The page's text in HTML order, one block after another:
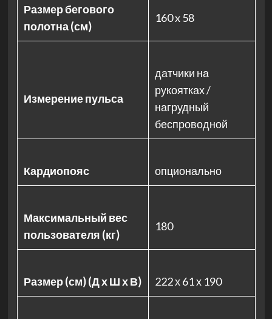
Размер бегового
полотна (см)
160 x 58
Измерение пульса
датчики на
рукоятках /
нагрудный
беспроводной
Кардиопояс опционально
Максимальный вес
пользователя (кг)
180
Размер (см) (Д х Ш х В) 222 х 61 х 190